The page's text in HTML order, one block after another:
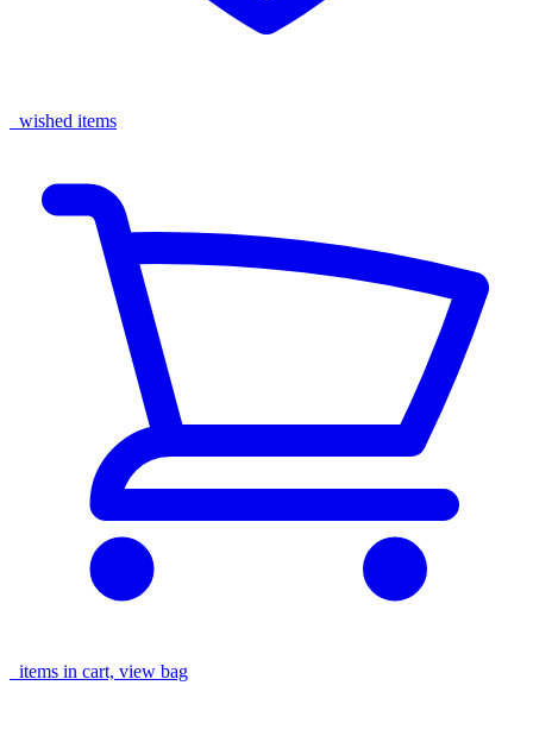
wished items
items in cart, view bag